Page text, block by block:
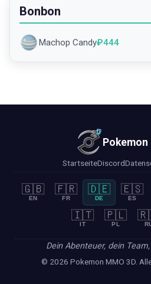
Bonbon
Machop Candy₽444
Pokemon
StartseiteDiscord
🇬🇧
EN
🇫🇷
FR
🇩🇪
DE
🇪🇸
ES
🇮🇹
IT
🇵🇱
PL
Dein Abenteuer, dein
© 2026 Pokemon MMO 3D.